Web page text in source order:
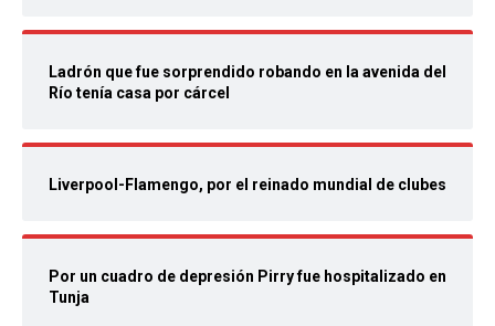
Ladrón que fue sorprendido robando en la avenida del
Río tenía casa por cárcel
Liverpool-Flamengo, por el reinado mundial de clubes
Por un cuadro de depresión Pirry fue hospitalizado en
Tunja